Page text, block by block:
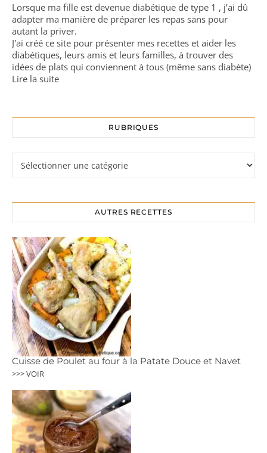
Lorsque ma fille est devenue diabétique de type 1 , j’ai dû
adapter ma manière de préparer les repas sans pour
autant la priver.
J'ai créé ce site pour présenter mes recettes et aider les
diabétiques, leurs amis et leurs familles, à trouver des
idées de plats qui conviennent à tous (même sans diabète)
Lire la suite
RUBRIQUES
AUTRES RECETTES
Cuisse de Poulet au four à la Patate Douce et Navet
>>> VOIR